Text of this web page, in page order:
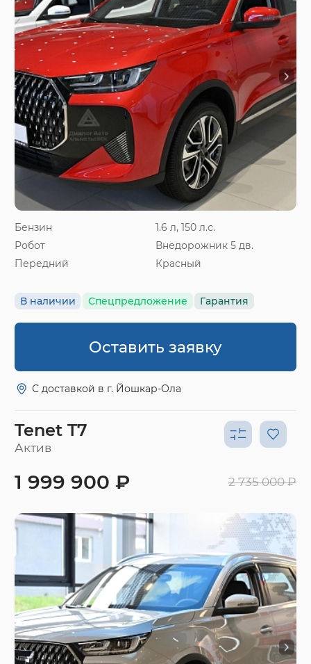
Бензин
1.6 л, 150 л.с.
Робот
Внедорожник 5 дв.
Передний
Красный
В наличии Спецпредложение Гарантия
Оставить заявку
С доставкой в г. Йошкар-Ола
Tenet T7
Актив
1 999 900 ₽ 2 735 000 ₽